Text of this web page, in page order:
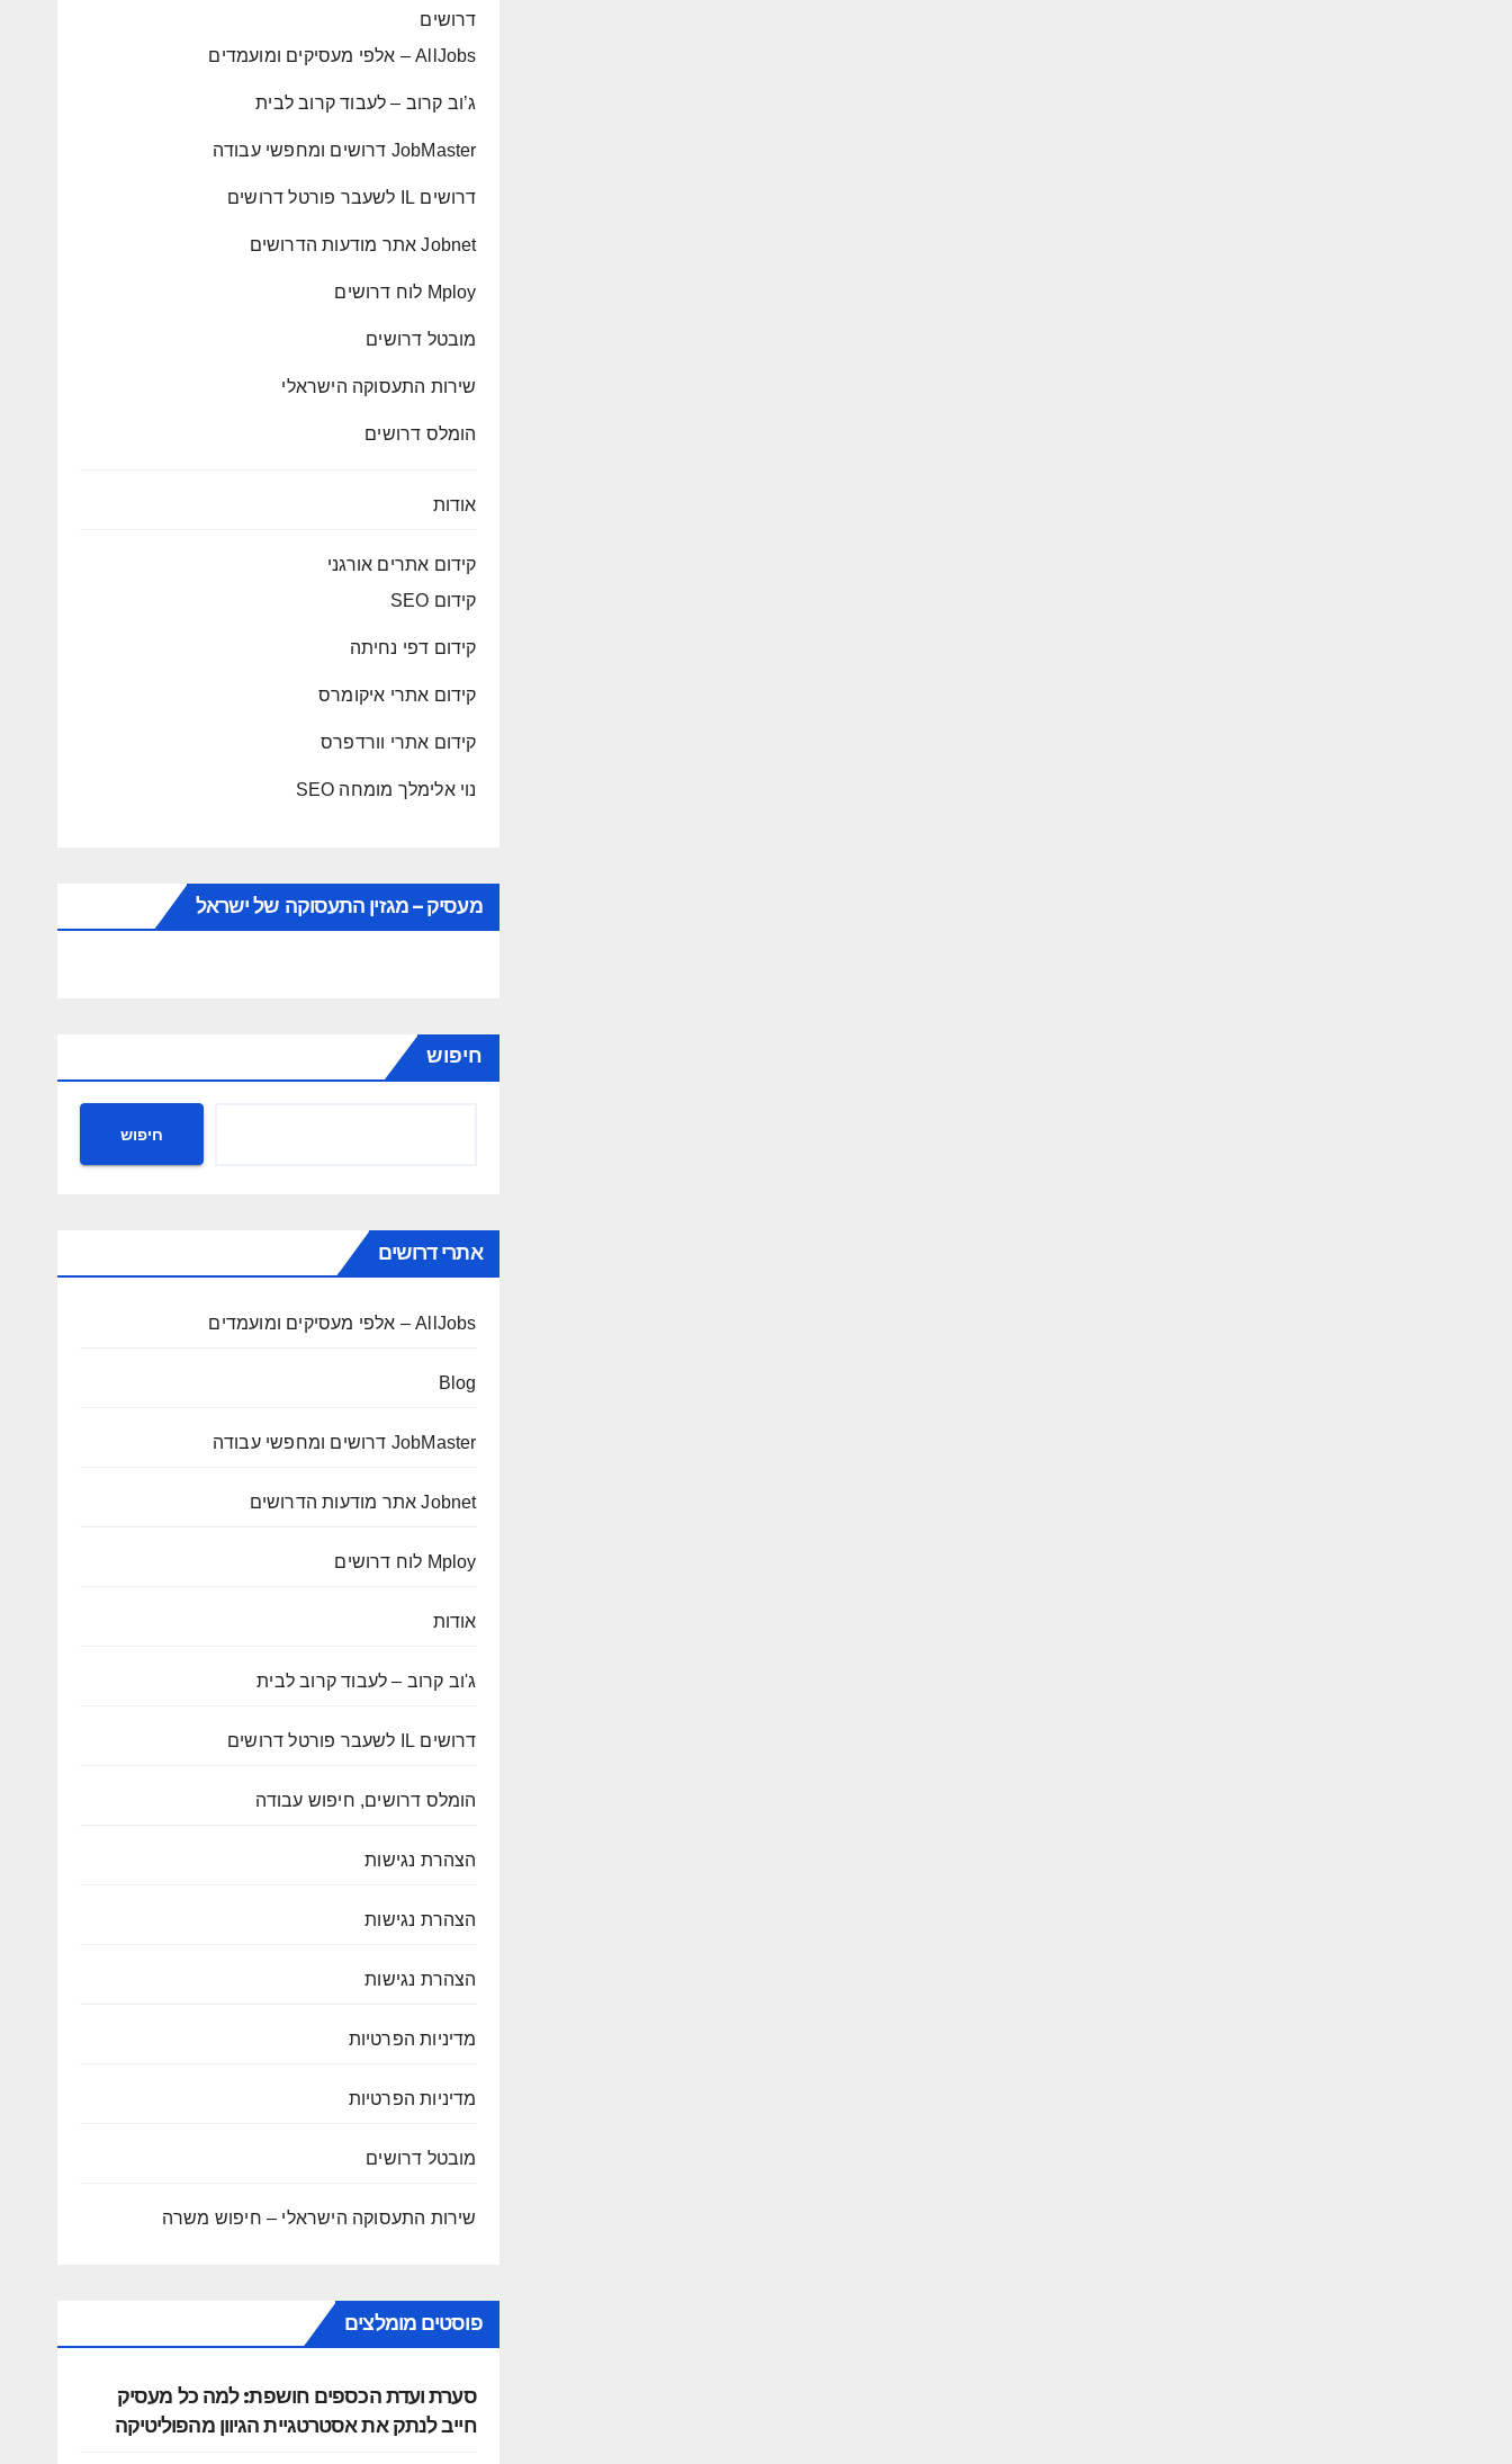
דרושים
AllJobs – אלפי מעסיקים ומועמדים
ג’וב קרוב – לעבוד קרוב לבית
JobMaster דרושים ומחפשי עבודה
דרושים IL לשעבר פורטל דרושים
Jobnet אתר מודעות הדרושים
Mploy לוח דרושים
מובטל דרושים
שירות התעסוקה הישראלי
הומלס דרושים
אודות
קידום אתרים אורגני
קידום SEO
קידום דפי נחיתה
קידום אתרי איקומרס
קידום אתרי וורדפרס
נוי אלימלך מומחה SEO
מעסיק – מגזין התעסוקה של ישראל
חיפוש
חיפוש
אתרי דרושים
AllJobs – אלפי מעסיקים ומועמדים
Blog
JobMaster דרושים ומחפשי עבודה
Jobnet אתר מודעות הדרושים
Mploy לוח דרושים
אודות
ג'וב קרוב – לעבוד קרוב לבית
דרושים IL לשעבר פורטל דרושים
הומלס דרושים, חיפוש עבודה
הצהרת נגישות
הצהרת נגישות
הצהרת נגישות
מדיניות הפרטיות
מדיניות הפרטיות
מובטל דרושים
שירות התעסוקה הישראלי – חיפוש משרה
פוסטים מומלצים
סערת ועדת הכספים חושפת: למה כל מעסיק
חייב לנתק את אסטרטגיית הגיוון מהפוליטיקה